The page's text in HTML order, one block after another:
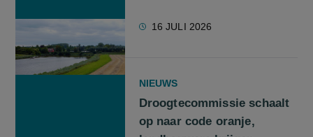
16 JULI 2026
NIEUWS
Droogtecommissie schaalt
op naar code oranje,